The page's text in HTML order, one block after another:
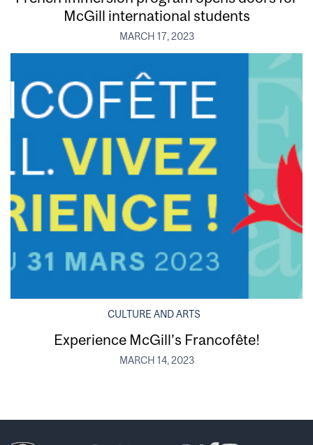
McGill international students
MARCH 17, 2023
CULTURE AND ARTS
Experience McGill’s Francofête!
MARCH 14, 2023